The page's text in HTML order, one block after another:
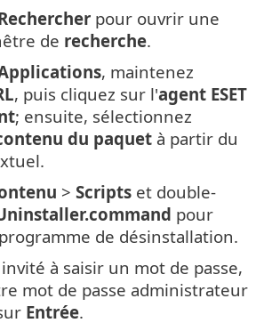
pour ouvrir une
de recherche.
, maintenez
, puis cliquez sur l'agent ESET
; ensuite, sélectionnez
du paquet à partir du
> Scripts et double-
pour
de désinstallation.
à saisir un mot de passe,
mot de passe administrateur
Entrée.